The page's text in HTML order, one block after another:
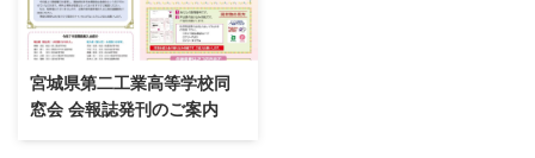
宮城県第二工業高等学校同
窓会 会報誌発刊のご案内